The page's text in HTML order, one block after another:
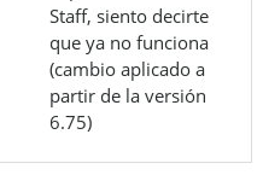
Staff, siento decirte
que ya no funciona
(cambio aplicado a
partir de la versión
6.75)